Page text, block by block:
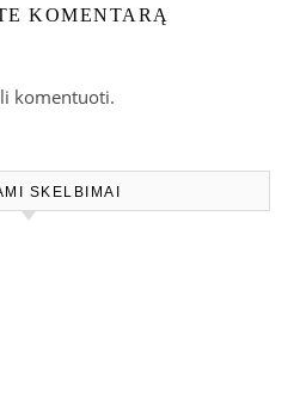
KOMENTARĄ
komentuoti.
SKELBIMAI